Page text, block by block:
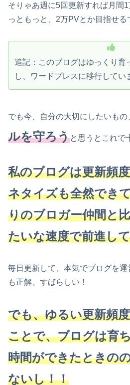
そりゃあ週に5回更新すれば月間
っともっと、2万PVとか目指せる
追記：このブログはゆっくり育
し、ワードプレスに移行してい
でも今、自分の大切にしたいもの
ルを守ろうと思うとこれで
私のブログは更新頻
ネタイズも全然でき
りのブロガー仲間と
たいな速度で前進し
毎日更新して、本気でブログを
も正解、すばらしい！
でも、ゆるい更新頻
ことで、ブログは育
時間ができたときの
ないし！！